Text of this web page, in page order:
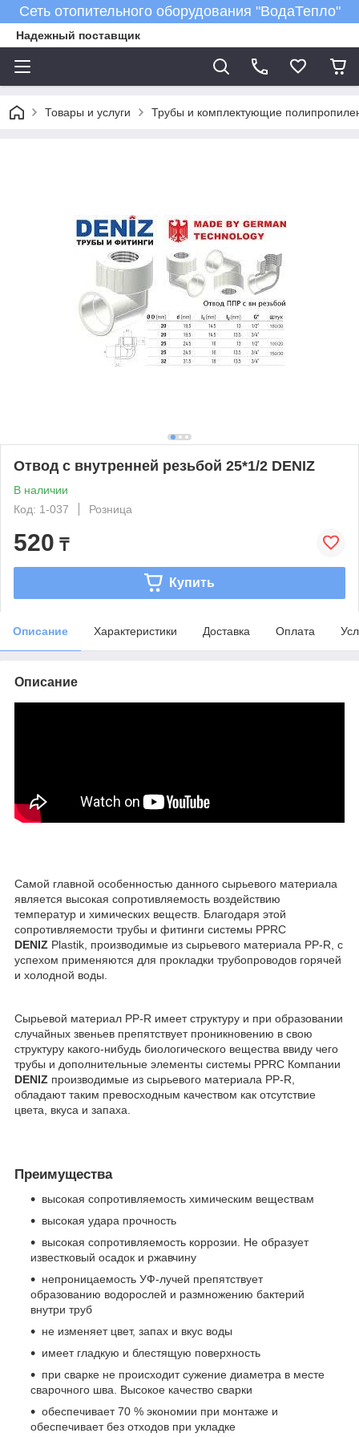
Сеть отопительного оборудования "ВодаТепло"
Надежный поставщик
Товары и услуги Трубы и комплектующие
Отвод с внутренней резьбой 25*1/2 DENIZ
В наличии
Код: 1-037
Розница
520 ₸
Купить
Описание Характеристики Доставка Оплата
Описание
Самой главной особенностью данного сырьевого материала
является высокая сопротивляемость воздействию
температур и химических веществ. Благодаря этой
сопротивляемости трубы и фитинги системы PPRC
DENIZ Plastik, производимые из сырьевого материала PP-R, с
успехом применяются для прокладки трубопроводов горячей
и холодной воды.
Сырьевой материал PP-R имеет структуру и при образовании
случайных звеньев препятствует проникновению в свою
структуру какого-нибудь биологического вещества ввиду чего
трубы и дополнительные элементы системы PPRC Компании
DENIZ производимые из сырьевого материала PP-R,
обладают таким превосходным качеством как отсутствие
цвета, вкуса и запаха.
Преимущества
высокая сопротивляемость химическим веществам
высокая удара прочность
высокая сопротивляемость коррозии. Не образует
известковый осадок и ржавчину
непроницаемость УФ-лучей препятствует
образованию водорослей и размножению бактерий
внутри труб
не изменяет цвет, запах и вкус воды
имеет гладкую и блестящую поверхность
при сварке не происходит сужение диаметра в месте
сварочного шва. Высокое качество сварки
обеспечивает 70 % экономии при монтаже и
обеспечивает без отходов при укладке